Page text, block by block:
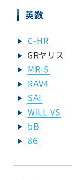
英数
C-HR
GRヤリス
MR-S
RAV4
SAI
WiLL VS
bB
86